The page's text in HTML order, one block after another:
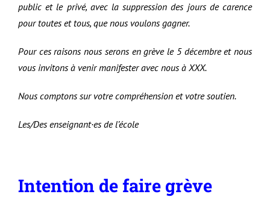
public et le privé, avec la suppression des jours de carence
pour toutes et tous, que nous voulons gagner.
Pour ces raisons nous serons en grève le 5 décembre et nous
vous invitons à venir manifester avec nous à XXX.
Nous comptons sur votre compréhension et votre soutien.
Les/Des enseignant·es de l’école
Intention de faire grève